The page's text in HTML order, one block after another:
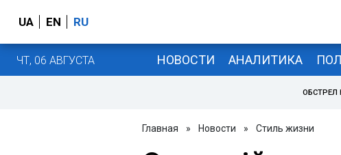
UA EN RU
ЧТ, 06 АВГУСТА НОВОСТИ АНАЛИТИКА
ОБСТРЕЛ
Главная » Новости » Стиль жизни